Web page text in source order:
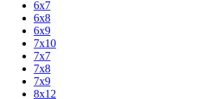
6х7
6х8
6х9
7х10
7х7
7х8
7х9
8х12